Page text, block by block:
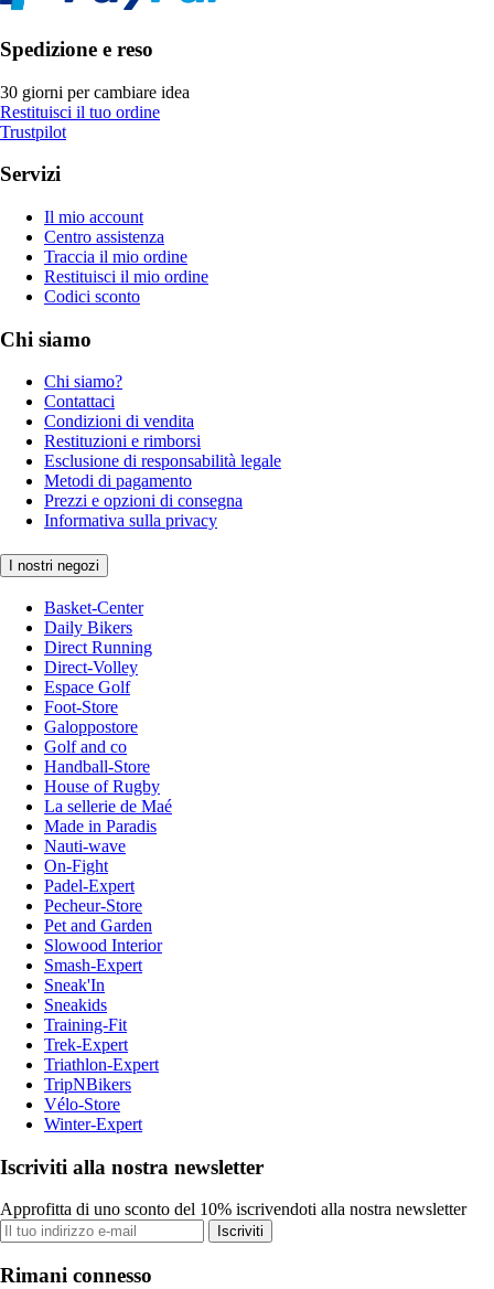
Spedizione e reso
30 giorni per cambiare idea
Restituisci il tuo ordine
Trustpilot
Servizi
Il mio account
Centro assistenza
Traccia il mio ordine
Restituisci il mio ordine
Codici sconto
Chi siamo
Chi siamo?
Contattaci
Condizioni di vendita
Restituzioni e rimborsi
Esclusione di responsabilità legale
Metodi di pagamento
Prezzi e opzioni di consegna
Informativa sulla privacy
I nostri negozi
Basket-Center
Daily Bikers
Direct Running
Direct-Volley
Espace Golf
Foot-Store
Galoppostore
Golf and co
Handball-Store
House of Rugby
La sellerie de Maé
Made in Paradis
Nauti-wave
On-Fight
Padel-Expert
Pecheur-Store
Pet and Garden
Slowood Interior
Smash-Expert
Sneak'In
Sneakids
Training-Fit
Trek-Expert
Triathlon-Expert
TripNBikers
Vélo-Store
Winter-Expert
Iscriviti alla nostra newsletter
Approfitta di uno sconto del 10% iscrivendoti alla nostra newsletter
Iscriviti
Rimani connesso